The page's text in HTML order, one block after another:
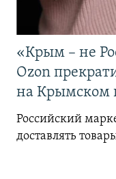
«Крым – не
Ozon
на Крымском
Российский
доставлять